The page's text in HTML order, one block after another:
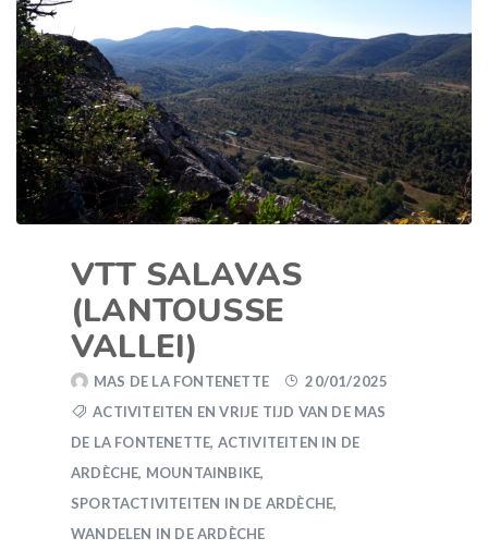
VTT SALAVAS
(LANTOUSSE
VALLEI)
MAS DE LA FONTENETTE
20/01/2025
ACTIVITEITEN EN VRIJE TIJD VAN DE MAS
DE LA FONTENETTE, ACTIVITEITEN IN DE
ARDÈCHE, MOUNTAINBIKE,
SPORTACTIVITEITEN IN DE ARDÈCHE,
WANDELEN IN DE ARDÈCHE